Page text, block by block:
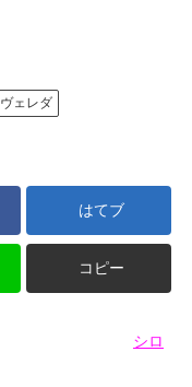
ヴェレダ
はてブ
コピー
シロ